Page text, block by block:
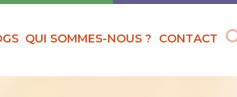
QUI SOMMES-NOUS ? CONTACT